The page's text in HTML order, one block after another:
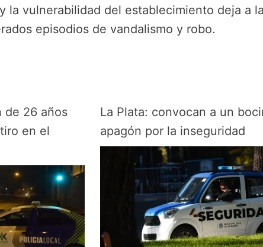
la vulnerabilidad del establecimiento deja a
episodios de vandalismo y robo.
de 26 años
en el
La Plata: convocan a un
apagón por la inseguridad